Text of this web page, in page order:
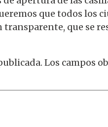
que todos los
que se
Los campos